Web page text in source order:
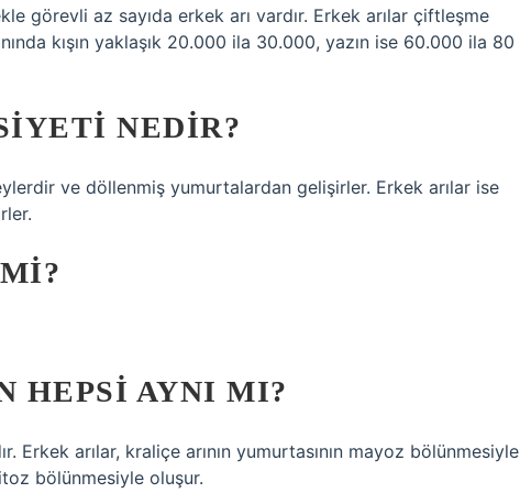
görevli az sayıda erkek arı vardır. Erkek arılar çiftleşme
kışın yaklaşık 20.000 ila 30.000, yazın ise 60.000 ila 80
NEDIR?
ve döllenmiş yumurtalardan gelişirler. Erkek arılar ise
HEPSI AYNI MI?
Erkek arılar, kraliçe arının yumurtasının mayoz bölünmesiyle
bölünmesiyle oluşur.